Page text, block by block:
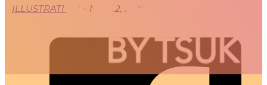
ILLUSTRATION ● MAI 22, 2018